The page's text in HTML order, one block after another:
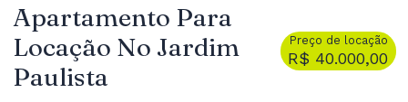
Apartamento Para
Locação No Jardim
Paulista
Preço de locação
R$ 40.000,00